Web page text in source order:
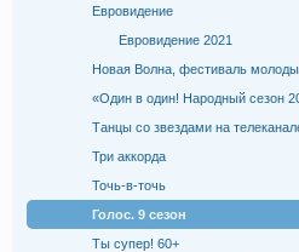
Евровидение
Евровидение 2021
Новая Волна, фестиваль
«Один в один! Народный сезон
Танцы со звездами на
Три аккорда
Точь-в-точь
Голос. 9 сезон
Ты супер! 60+